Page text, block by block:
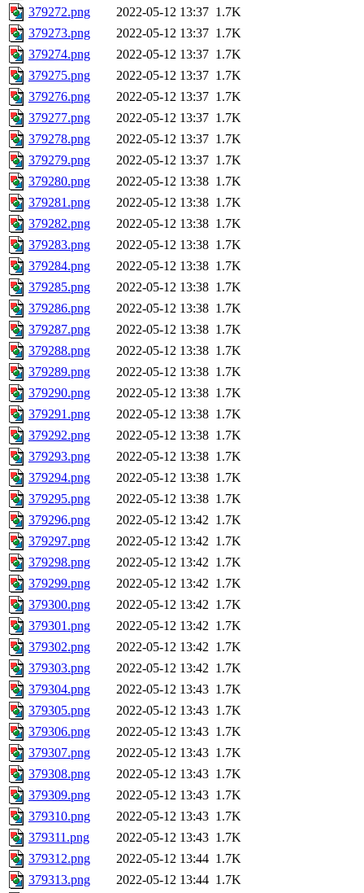
379272.png
2022-05-12 13:37 1.7K
379273.png
2022-05-12 13:37 1.7K
379274.png
2022-05-12 13:37 1.7K
379275.png
2022-05-12 13:37 1.7K
379276.png
2022-05-12 13:37 1.7K
379277.png
2022-05-12 13:37 1.7K
379278.png
2022-05-12 13:37 1.7K
379279.png
2022-05-12 13:37 1.7K
379280.png
2022-05-12 13:38 1.7K
379281.png
2022-05-12 13:38 1.7K
379282.png
2022-05-12 13:38 1.7K
379283.png
2022-05-12 13:38 1.7K
379284.png
2022-05-12 13:38 1.7K
379285.png
2022-05-12 13:38 1.7K
379286.png
2022-05-12 13:38 1.7K
379287.png
2022-05-12 13:38 1.7K
379288.png
2022-05-12 13:38 1.7K
379289.png
2022-05-12 13:38 1.7K
379290.png
2022-05-12 13:38 1.7K
379291.png
2022-05-12 13:38 1.7K
379292.png
2022-05-12 13:38 1.7K
379293.png
2022-05-12 13:38 1.7K
379294.png
2022-05-12 13:38 1.7K
379295.png
2022-05-12 13:38 1.7K
379296.png
2022-05-12 13:42 1.7K
379297.png
2022-05-12 13:42 1.7K
379298.png
2022-05-12 13:42 1.7K
379299.png
2022-05-12 13:42 1.7K
379300.png
2022-05-12 13:42 1.7K
379301.png
2022-05-12 13:42 1.7K
379302.png
2022-05-12 13:42 1.7K
379303.png
2022-05-12 13:42 1.7K
379304.png
2022-05-12 13:43 1.7K
379305.png
2022-05-12 13:43 1.7K
379306.png
2022-05-12 13:43 1.7K
379307.png
2022-05-12 13:43 1.7K
379308.png
2022-05-12 13:43 1.7K
379309.png
2022-05-12 13:43 1.7K
379310.png
2022-05-12 13:43 1.7K
379311.png
2022-05-12 13:43 1.7K
379312.png
2022-05-12 13:44 1.7K
379313.png
2022-05-12 13:44 1.7K